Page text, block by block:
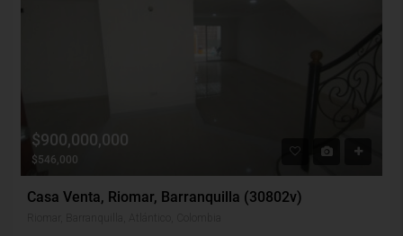
$900,000,000
$546,000
Casa Venta, Riomar, Barranquilla (30802v)